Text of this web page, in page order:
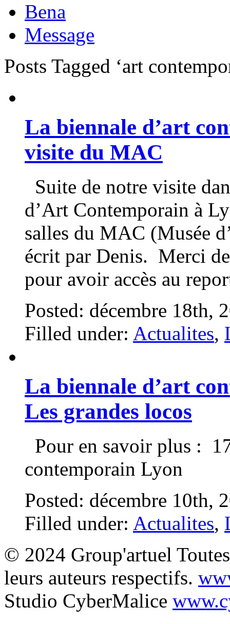
Bena
Message
Posts Tagged ‘art
La biennale d’art
visite du MAC
Suite de notre visite
d’Art Contemporain à
salles du MAC (Musée
écrit par Denis. Merci
pour avoir accès au
Posted: décembre 18th,
Filled under: Actualites,
La biennale d’art
Les grandes locos
Pour en savoir plus :
contemporain Lyon
Posted: décembre 10th,
Filled under: Actualites,
© 2024 Group'artuel
leurs auteurs respectifs.
Studio CyberMalice